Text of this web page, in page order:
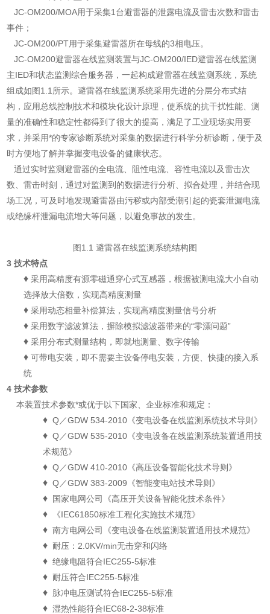
JC-OM200/MOA用于采集1台避雷器的泄露电流及雷击次数和雷击
事件；
JC-OM200/PT用于采集避雷器所在母线的3相电压。
JC-OM200避雷器在线监测装置与JC-OM200/IED避雷器在线监测
主IED和状态监测综合服务器，一起构成避雷器在线监测系统，系统
组成如图1.1所示。避雷器在线监测系统采用先进的分层分布式结
构，应用总线控制技术和模块化设计原理，使系统的抗干扰性能、测
量的准确性和稳定性都得到了很大的提高，满足了工业现场实用要
求，并采用*的专家诊断系统对采集的数据进行科学分析诊断，便于及
时方便地了解并掌握变电设备的健康状态。
通过实时监测避雷器的全电流、阻性电流、容性电流以及雷击次
数、雷击时刻，通过对监测到的数据进行分析、拟合处理，并结合现
场工况，可及时地发现避雷器由污秽或内部受潮引起的瓷套泄漏电流
或绝缘杆泄漏电流增大等问题，以避免事故的发生。
图1.1 避雷器在线监测系统结构图
3 技术特点
♦采用高精度有源零磁通穿心式互感器，根据被测电流大小自动
选择放大倍数，实现高精度测量
♦采用动态相量补偿算法，实现高精度测量信号分析
♦采用数字滤波算法，摒除模拟滤波器带来的“零漂问题”
♦采用分布式测量结构，即就地测量、数字传输
♦可带电安装，即不需要主设备停电安装，方便、快捷的接入系
统
4 技术参数
本装置技术参数*或优于以下国家、企业标准和规定：
♦ Q／GDW 534-2010《变电设备在线监测系统技术导则》
♦ Q／GDW 535-2010《变电设备在线监测系统装置通用技
术规范》
♦ Q／GDW 410-2010《高压设备智能化技术导则》
♦ Q／GDW 383-2009《智能变电站技术导则》
♦ 国家电网公司《高压开关设备智能化技术条件》
♦ 《IEC61850标准工程化实施技术规范》
♦ 南方电网公司《变电设备在线监测装置通用技术规范》
♦ 耐压：2.0KV/min无击穿和闪络
♦ 绝缘电阻符合IEC255-5标准
♦ 耐压符合IEC255-5标准
♦ 脉冲电压测试符合IEC255-5标准
♦ 湿热性能符合IEC68-2-38标准